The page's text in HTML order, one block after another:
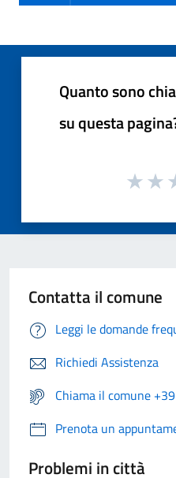
Quanto sono
su questa
Contatta il comune
Leggi le domande
Richiedi Assistenza
Chiama il comune
Prenota un
Problemi in città